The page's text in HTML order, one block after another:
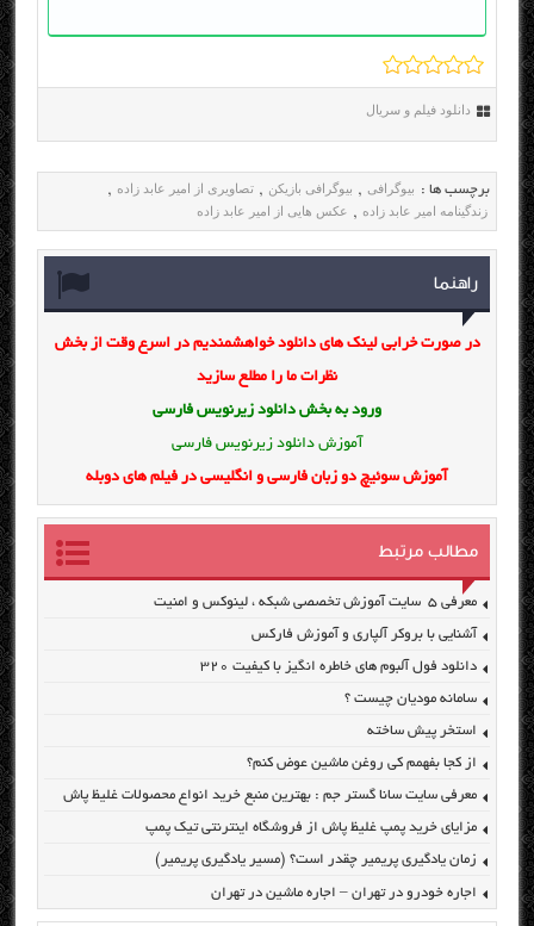
دانلود فیلم و سریال
برچسب ها : بیوگرافی , بیوگرافی بازیکن , تصاویری از امیر عابد زاده ,
زندگینامه امیر عابد زاده , عکس هایی از امیر عابد زاده
راهنما
در صورت خرابی لینک های دانلود خواهشمندیم در اسرع وقت از بخش
نظرات ما را مطلع سازید
ورود به بخش دانلود زیرنویس فارسی
آموزش دانلود زیرنویس فارسی
آموزش سوئیچ دو زبان فارسی و انگلیسی در فیلم های دوبله
مطالب مرتبط
معرفی ۵ سایت آموزش تخصصی شبکه ، لینوکس و امنیت
آشنایی با بروکر آلپاری و آموزش فارکس
دانلود فول آلبوم های خاطره انگیز با کیفیت ۳۲۰
سامانه مودیان چیست ؟
استخر پیش ساخته
از کجا بفهمم کی روغن ماشین عوض کنم؟
معرفی سایت سانا گستر جم : بهترین منبع خرید انواع محصولات غلیظ پاش
مزایای خرید پمپ غلیظ پاش از فروشگاه اینترنتی تیک پمپ
زمان یادگیری پریمیر چقدر است؟ (مسیر یادگیری پریمیر)
اجاره خودرو در تهران – اجاره ماشین در تهران